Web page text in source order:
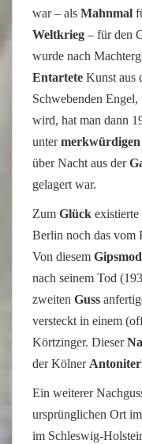
war – als Mahnmal
Weltkrieg – für den
wurde nach
Entartete Kunst aus
Schwebenden
wird, hat man dann
untermerkwürdigen
über Nacht aus der
gelagert war.
Zum Glück
Berlin noch das vom
Von diesem
nach seinem Tod
zweiten Guss
versteckt in einem
Körtzinger. Dieser
der Kölner
Ein weiterer
ursprünglichen Ort im
im Schleswig-